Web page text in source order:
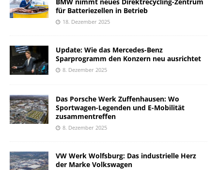
BMW nimmt neues Direktrecycling-Zentrum
für Batteriezellen in Betrieb
18. Dezember 2025
Update: Wie das Mercedes-Benz
Sparprogramm den Konzern neu ausrichtet
8. Dezember 2025
Das Porsche Werk Zuffenhausen: Wo
Sportwagen-Legenden und E-Mobilität
zusammentreffen
8. Dezember 2025
VW Werk Wolfsburg: Das industrielle Herz
der Marke Volkswagen